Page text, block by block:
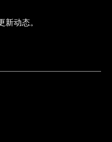
动态。